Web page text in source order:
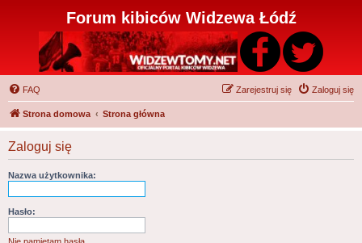
Forum kibiców Widzewa Łódź
FAQ Zaloguj się
Zarejestruj się
Strona domowa Strona główna
Zaloguj się
Nazwa użytkownika:
Hasło: